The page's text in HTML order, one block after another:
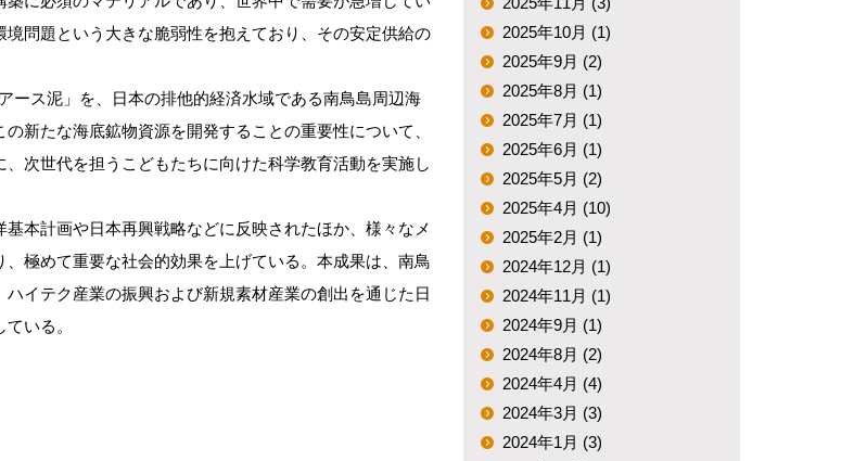
問題という大きな脆弱性を抱えており、その安定供給の
ス泥」を、日本の排他的経済水域である南鳥島周辺海
新たな海底鉱物資源を開発することの重要性について、
次世代を担うこどもたちに向けた科学教育活動を実施し
本計画や日本再興戦略などに反映されたほか、様々なメ
極めて重要な社会的効果を上げている。本成果は、南鳥
イテク産業の振興および新規素材産業の創出を通じた日
いる。
2025年10月 (1)
2025年9月 (2)
2025年8月 (1)
2025年7月 (1)
2025年6月 (1)
2025年5月 (2)
2025年4月 (10)
2025年2月 (1)
2024年12月 (1)
2024年11月 (1)
2024年9月 (1)
2024年8月 (2)
2024年4月 (4)
2024年3月 (3)
2024年1月 (3)